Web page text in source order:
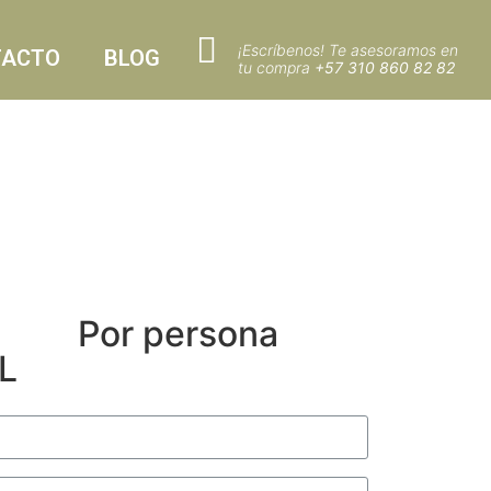
BLOG
¡Escríbenos! Te asesoramos en
tu compra +57 310 860 82 82
Por persona